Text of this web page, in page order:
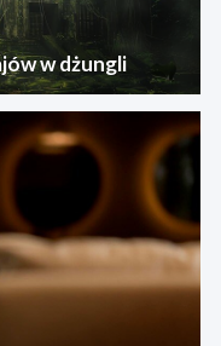
w dżungli